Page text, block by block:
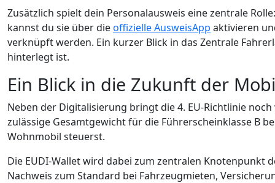
Zusätzlich spielt dein Personalausweis eine zentrale
kannst du sie über dieoffizielle AusweisApp aktivieren
verknüpft werden. Ein kurzer Blick in das Zentrale
hinterlegt ist.
Ein Blick in die Zukunft der
Neben der Digitalisierung bringt die 4. EU-Richtlinie
zulässige Gesamtgewicht für die Führerscheinklasse B
Wohnmobil steuerst.
Die EUDI-Wallet wird dabei zum zentralen Knotenpunkt
Nachweis zum Standard bei Fahrzeugmieten,